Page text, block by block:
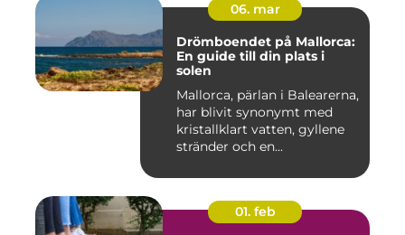
06. mar
Drömboendet på Mallorca:
En guide till din plats i
solen
Mallorca, pärlan i Balearerna,
har blivit synonymt med
kristallklart vatten, gyllene
stränder och en...
01. feb